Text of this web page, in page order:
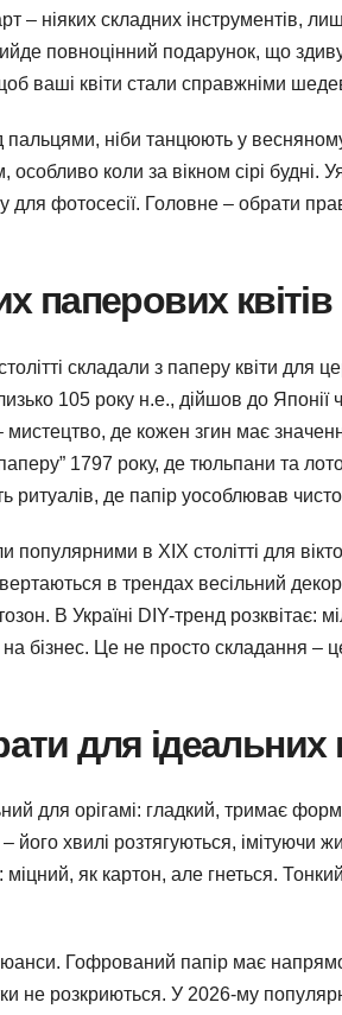
– ніяких складних інструментів,
повноцінний подарунок, що
ваші квіти стали справжніми
пальцями, ніби танцюють у
коли за вікном сірі будні.
для фотосесії. Головне – обрати
паперових квітів
складали з паперу квіти для
105 року н.е., дійшов до Японії
мистецтво, де кожен згин має
1797 року, де тюльпани та
ритуалів, де папір уособлював
популярними в XIX столітті для
в трендах весільний декор і
В Україні DIY-тренд розквітає:
бізнес. Це не просто складання –
для ідеальних
для орігамі: гладкий, тримає
його хвилі розтягуються, імітуючи
міцний, як картон, але гнеться.
Гофрований папір має
не розкриються. У 2026-му